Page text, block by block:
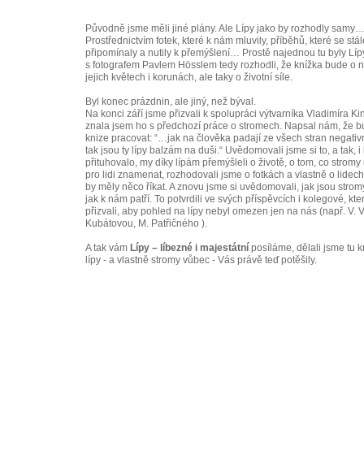
Původně jsme měli jiné plány. Ale Lípy jako by rozhodly samy…
Prostřednictvím fotek, které k nám mluvily, příběhů, které se
připomínaly a nutily k přemýšlení… Prostě najednou tu byly
s fotografem Pavlem Hösslem tedy rozhodli, že knížka bude o
jejich květech i korunách, ale taky o životní síle.
Byl konec prázdnin, ale jiný, než býval.
Na konci září jsme přizvali k spolupráci výtvarníka Vladimíra
znala jsem ho s předchozí práce o stromech. Napsal nám, že
knize pracovat: “…jak na člověka padají ze všech stran
tak jsou ty lípy balzám na duši.“ Uvědomovali jsme si to, a tak, i
přituhovalo, my díky lípám přemýšleli o životě, o tom, co stromy
pro lidi znamenat, rozhodovali jsme o fotkách a vlastně o
by měly něco říkat. A znovu jsme si uvědomovali, jak jsou
jak k nám patří. To potvrdili ve svých příspěvcích i kolegové,
přizvali, aby pohled na lípy nebyl omezen jen na nás (např. V.
Kubátovou, M. Patřičného ).
A tak vám Lípy – líbezné i majestátní posíláme, dělali jsme tu
lípy - a vlastně stromy vůbec - Vás právě teď potěšily.